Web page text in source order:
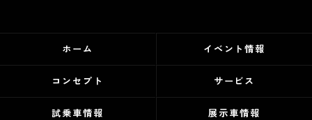
ホーム イベント情報
コンセプト サービス
試乗車情報 展示車情報